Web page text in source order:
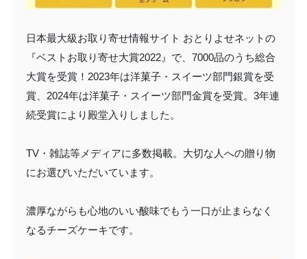
日本最大級お取り寄せ情報サイト おとりよせネットの
『ベストお取り寄せ大賞2022』で、7000品のうち総合
大賞を受賞！2023年は洋菓子・スイーツ部門銀賞を受
賞、2024年は洋菓子・スイーツ部門金賞を受賞。3年連
続受賞により殿堂入りしました。
TV・雑誌等メディアに多数掲載。大切な人への贈り物
にお選びいただいています。
濃厚ながらも心地のいい酸味でもう一口が止まらなく
なるチーズケーキです。